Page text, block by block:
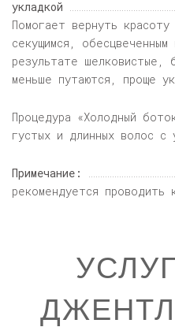
укладкой
Помогает вернуть
секущимся,
результате шелковистые,
меньше путаются, проще
Процедура «Холодный
густых и длинных волос с
Примечание:
рекомендуется проводить